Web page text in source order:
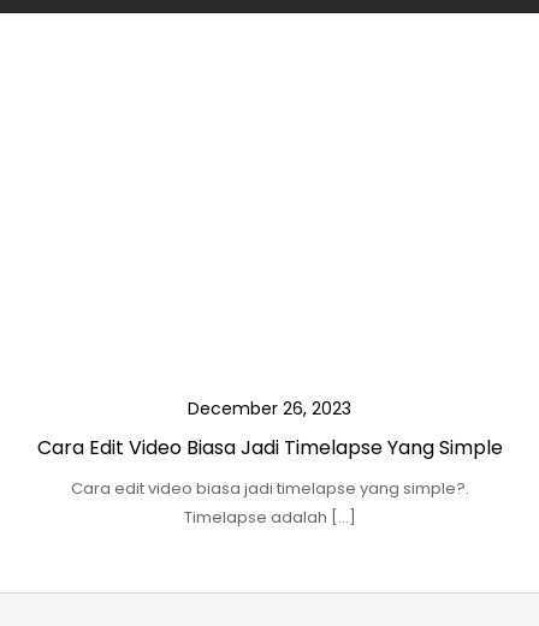
December 26, 2023
Cara Edit Video Biasa Jadi Timelapse Yang Simple
Cara edit video biasa jadi timelapse yang simple?.
Timelapse adalah […]